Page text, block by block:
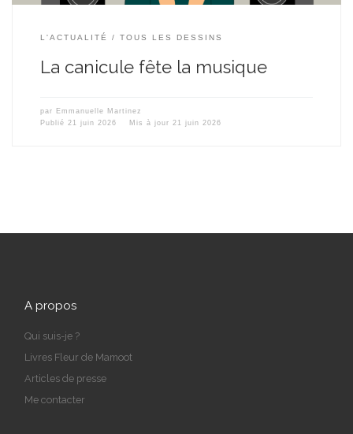
L'ACTUALITÉ TOUS LES DESSINS
La canicule fête la musique
par Emmanuelle Martinez
Publié 21 juin 2026 Mis à jour 21 juin 2026
A propos
Qui suis-je ?
Livres Fleur de Mamoot
Articles de presse
Me contacter